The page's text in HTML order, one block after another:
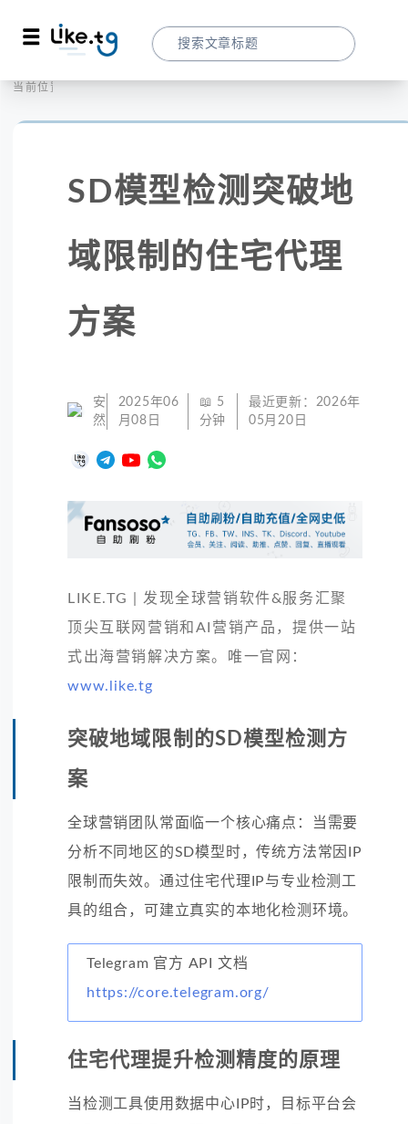
当前位置：
SD模型检测突破地
域限制的住宅代理
方案
安
然
2025年06
月08日
📖 5
分钟
最近更新： 2026年
05月20日
LIKE.TG | 发现全球营销软件&服务汇聚
顶尖互联网营销和AI营销产品，提供一站
式出海营销解决方案。唯一官网：
www.like.tg
突破地域限制的SD模型检测方
案
全球营销团队常面临一个核心痛点：当需要
分析不同地区的SD模型时，传统方法常因IP
限制而失效。通过住宅代理IP与专业检测工
具的组合，可建立真实的本地化检测环境。
Telegram 官方 API 文档
https://core.telegram.org/
住宅代理提升检测精度的原理
当检测工具使用数据中心IP时，目标平台会